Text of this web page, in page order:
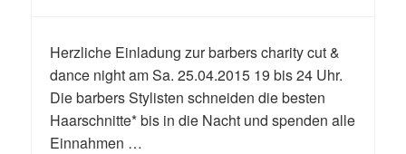
Herzliche Einladung zur barbers charity cut &
dance night am Sa. 25.04.2015 19 bis 24 Uhr.
Die barbers Stylisten schneiden die besten
Haarschnitte* bis in die Nacht und spenden alle
Einnahmen …